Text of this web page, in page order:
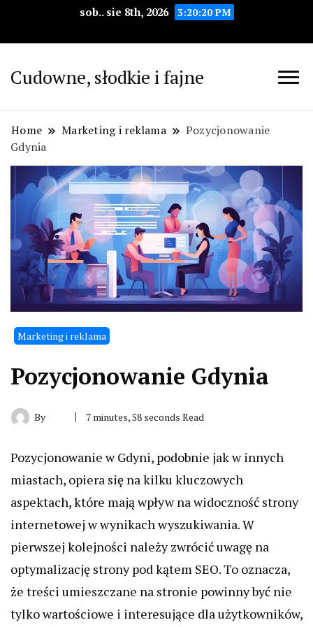
sob.. sie 8th, 2026 3:20:21 PM
Cudowne, słodkie i fajne
Home Marketing i reklama
Pozycjonowanie
Gdynia
Marketing i reklama
Pozycjonowanie Gdynia
By 7 minutes, 58 seconds Read
Pozycjonowanie w Gdyni, podobnie jak w innych
miastach, opiera się na kilku kluczowych
aspektach, które mają wpływ na widoczność strony
internetowej w wynikach wyszukiwania. W
pierwszej kolejności należy zwrócić uwagę na
optymalizację strony pod kątem SEO. To oznacza,
że treści umieszczane na stronie powinny być nie
tylko wartościowe i interesujące dla użytkowników,